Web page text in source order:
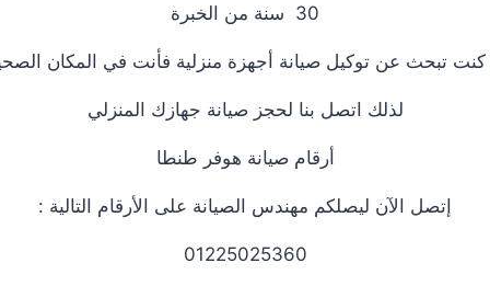
30 سنة من الخبرة
كنت تبحث عن توكيل صيانة أجهزة منزلية فأنت في المكان
لذلك اتصل بنا لحجز صيانة جهازك المنزلي
أرقام صيانة هوفر طنطا
إتصل الآن ليصلكم مهندس الصيانة على الأرقام التالية :
01225025360